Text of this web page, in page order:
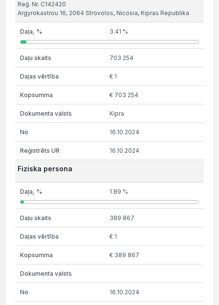
Reģ. Nr. C142420
Argyrokastrou 16, 2064 Strovolos, Nicosia, Kipras Republika
3.41 %
703 254
€ 1
€ 703 254
Kipra
16.10.2024
16.10.2024
Fiziska persona
1.89 %
389 867
€ 1
€ 389 867
16.10.2024